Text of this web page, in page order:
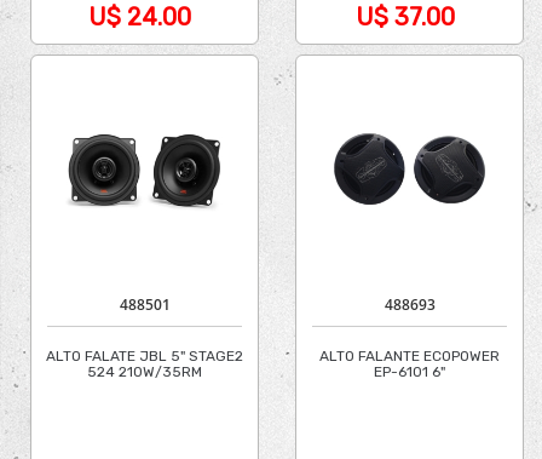
U$ 24.00 U$ 37.00
488501
ALTO FALATE JBL 5" STAGE2
524 210W/35RM
488693
ALTO FALANTE ECOPOWER
EP-6101 6"